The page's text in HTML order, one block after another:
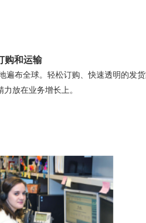
购和运输
遍布全球。轻松订购、快速透明的发
放在业务增长上。